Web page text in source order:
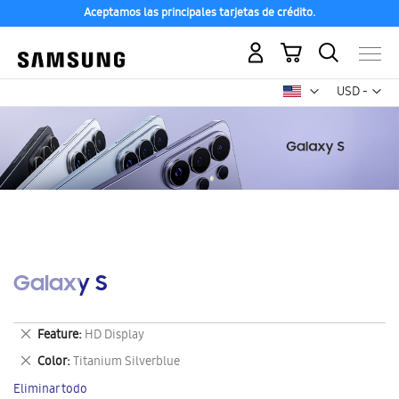
Aceptamos las principales tarjetas de crédito.
USD -
dólar
Mi carrito
Galaxy S
Feature HD Display
Eliminar
este
artículo
Color Titanium Silverblue
Eliminar
este
Eliminar todo